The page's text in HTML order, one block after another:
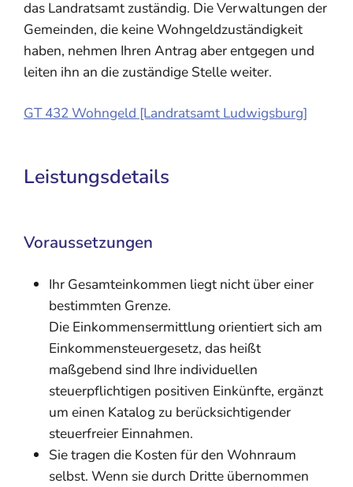
das Landratsamt zuständig. Die Verwaltungen der
Gemeinden, die keine Wohngeldzuständigkeit
haben, nehmen Ihren Antrag aber entgegen und
leiten ihn an die zuständige Stelle weiter.
GT 432 Wohngeld [Landratsamt Ludwigsburg]
Leistungsdetails
Voraussetzungen
Ihr Gesamteinkommen liegt nicht über einer
bestimmten Grenze.
Die Einkommensermittlung orientiert sich am
Einkommensteuergesetz, das heißt
maßgebend sind Ihre individuellen
steuerpflichtigen positiven Einkünfte, ergänzt
um einen Katalog zu berücksichtigender
steuerfreier Einnahmen.
Sie tragen die Kosten für den Wohnraum
selbst. Wenn sie durch Dritte übernommen